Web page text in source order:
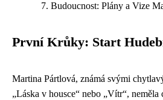
Budoucnost: Plány a Vize
První Krůky: Start
Martina Pártlová, známá svými
„Láska v housce“ nebo „Vítr“, neměla